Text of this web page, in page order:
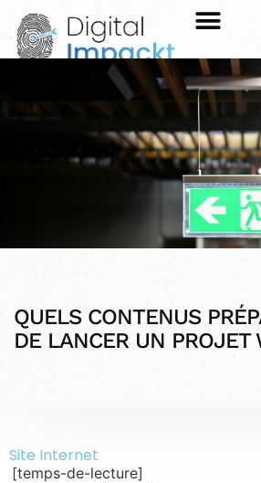
QUELS CONTENUS
DE LANCER UN PROJET
Site Internet
[temps-de-lecture]